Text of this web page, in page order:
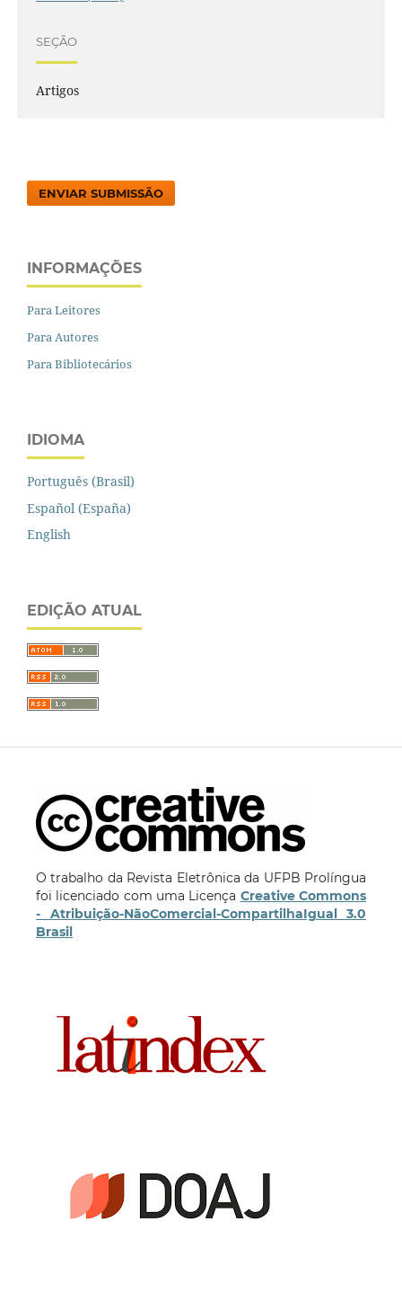
SEÇÃO
Artigos
ENVIAR SUBMISSÃO
INFORMAÇÕES
Para Leitores
Para Autores
Para Bibliotecários
IDIOMA
Português (Brasil)
Español (España)
English
EDIÇÃO ATUAL
O trabalho da Revista Eletrônica da UFPB Prolíngua
foi licenciado com uma Licença Creative Commons
- Atribuição-NãoComercial-CompartilhaIgual 3.0
Brasil